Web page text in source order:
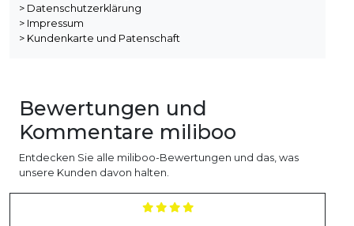
> Datenschutzerklärung
> Impressum
> Kundenkarte und Patenschaft
Bewertungen und
Kommentare miliboo
Entdecken Sie alle miliboo-Bewertungen und das, was
unsere Kunden davon halten.